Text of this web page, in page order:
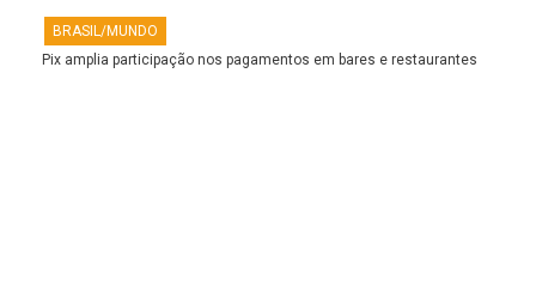
BRASIL/MUNDO
Pix amplia participação nos pagamentos em bares e restaurantes